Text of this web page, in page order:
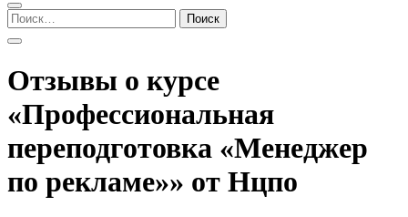
Найти:
Отзывы о курсе
«Профессиональная
переподготовка «Менеджер
по рекламе»» от Нцпо